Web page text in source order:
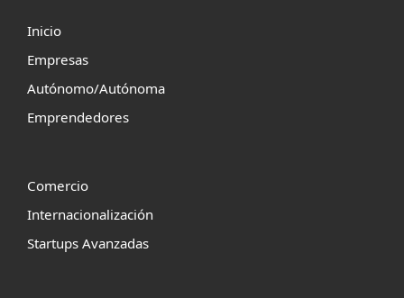
Inicio
Empresas
Autónomo/Autónoma
Emprendedores
Comercio
Internacionalización
Startups Avanzadas